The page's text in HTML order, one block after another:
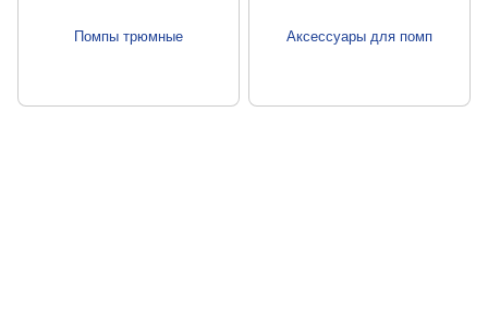
Помпы трюмные Аксессуары для помп